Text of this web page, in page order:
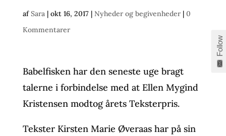
afSara| okt 16, 2017| Nyheder og begivenheder| 0
Kommentarer
Babelfisken har den seneste uge bragt
talerne i forbindelse med at Ellen Mygind
Kristensen modtog årets Teksterpris.
Tekster Kirsten Marie Øveraas har på sin
Follow